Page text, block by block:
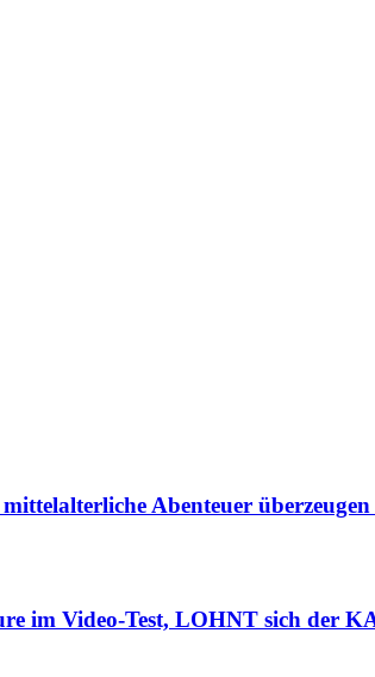
Abenteuer überzeugen
im Video-Test, LOHNT sich der